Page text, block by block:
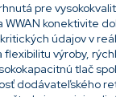
pre
konektivite
údajov v
výroby,
tlač
dodávateľského